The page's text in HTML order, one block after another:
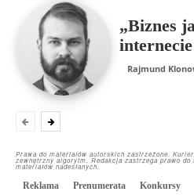
„Biznes
internecie
Rajmund
Prawa do materiałów autorskich zastrzeżone.
zewnętrzny algorytm. Redakcja zastrzega prawo
materiałów nadesłanych.
Reklama Prenumerata Konkursy